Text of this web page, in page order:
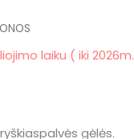
laiku ( iki 2026m.
gėlės.